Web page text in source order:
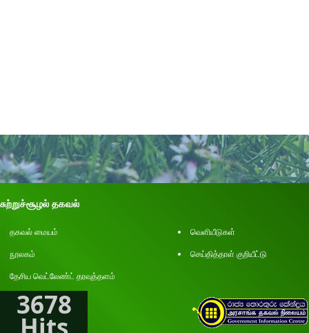
சுற்றுச்சூழல் தகவல்
தகவல் மையம்
வெளியீடுகள்
நூலகம்
செய்தித்தாள் குறியீட்டு
தேசிய வெட்லேண்ட் தரவுத்தளம்
3678